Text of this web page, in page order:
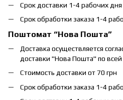
Срок доставки 1-4 рабочих дня
Срок обработки заказа 1-4
Поштомат “Нова Пошта”
Доставка осуществляется
доставки "Нова Пошта" по
Стоимость доставки от 70 грн
Срок обработки заказа 1-4